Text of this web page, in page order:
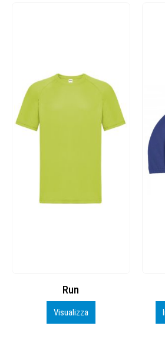
Cuffia Poliestere
Inizia a Personalizzare